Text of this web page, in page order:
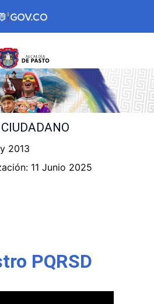
2013
11 Junio 2025
PQRSD